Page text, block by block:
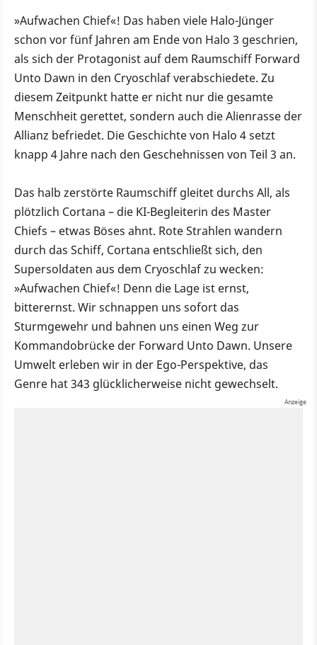
»Aufwachen Chief«! Das haben viele Halo-Jünger
schon vor fünf Jahren am Ende von Halo 3 geschrien,
als sich der Protagonist auf dem Raumschiff Forward
Unto Dawn in den Cryoschlaf verabschiedete. Zu
diesem Zeitpunkt hatte er nicht nur die gesamte
Menschheit gerettet, sondern auch die Alienrasse der
Allianz befriedet. Die Geschichte von Halo 4 setzt
knapp 4 Jahre nach den Geschehnissen von Teil 3 an.
Das halb zerstörte Raumschiff gleitet durchs All, als
plötzlich Cortana – die KI-Begleiterin des Master
Chiefs – etwas Böses ahnt. Rote Strahlen wandern
durch das Schiff, Cortana entschließt sich, den
Supersoldaten aus dem Cryoschlaf zu wecken:
»Aufwachen Chief«! Denn die Lage ist ernst,
bitterernst. Wir schnappen uns sofort das
Sturmgewehr und bahnen uns einen Weg zur
Kommandobrücke der Forward Unto Dawn. Unsere
Umwelt erleben wir in der Ego-Perspektive, das
Genre hat 343 glücklicherweise nicht gewechselt.